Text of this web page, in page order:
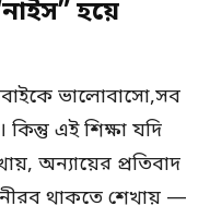
হয়ে
ভালোবাসো,সব
এই শিক্ষা যদি
অন্যায়ের প্রতিবাদ
নীরব থাকতে শেখায় —